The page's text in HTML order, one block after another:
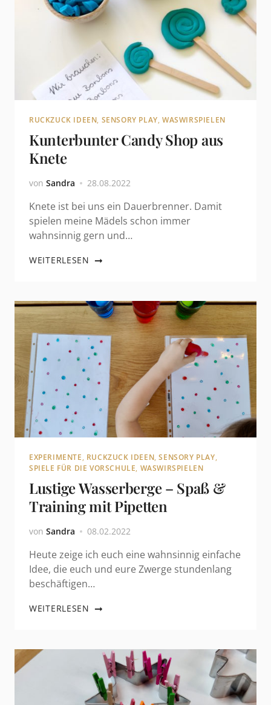
RUCKZUCK IDEEN, SENSORY PLAY,WASWIRSPIELEN
Kunterbunter Candy Shop aus
Knete
von Sandra 28.08.2022
Knete ist bei uns ein Dauerbrenner. Damit
spielen meine Mädels schon immer
wahnsinnig gern und…
WEITERLESEN
EXPERIMENTE, RUCKZUCK IDEEN,SENSORY PLAY,
SPIELE FÜR DIE VORSCHULE, WASWIRSPIELEN
Lustige Wasserberge – Spaß &
Training mit Pipetten
von Sandra 08.02.2022
Heute zeige ich euch eine wahnsinnig einfache
Idee, die euch und eure Zwerge stundenlang
beschäftigen…
WEITERLESEN